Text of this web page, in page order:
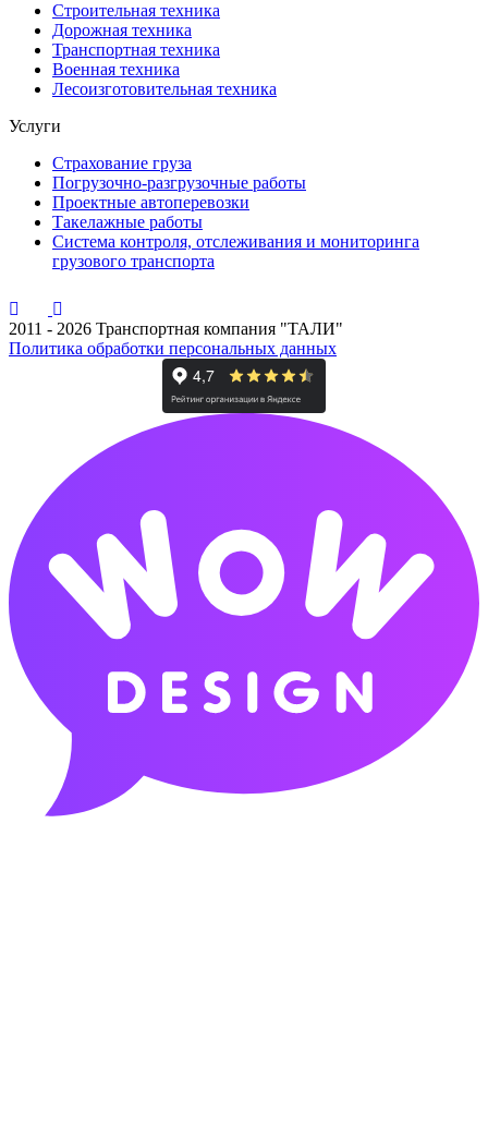
Строительная техника
Дорожная техника
Транспортная техника
Военная техника
Лесоизготовительная техника
Услуги
Страхование груза
Погрузочно-разгрузочные работы
Проектные автоперевозки
Такелажные работы
Система контроля, отслеживания и мониторинга
грузового транспорта
2011 - 2026 Транспортная компания "ТАЛИ"
Политика обработки персональных данных